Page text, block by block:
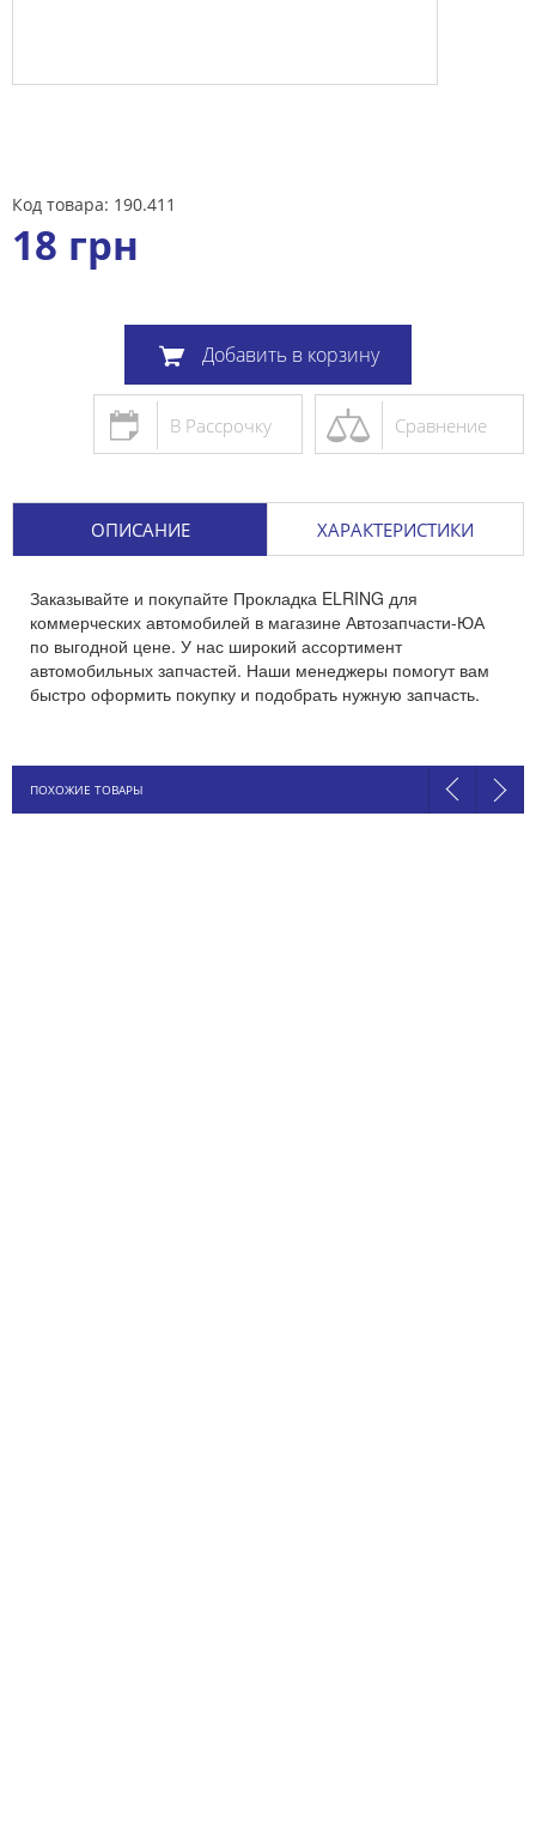
Код товара: 190.411
18 грн
Добавить в корзину
Сравнение
В Рассрочку
ОПИСАНИЕ ХАРАКТЕРИСТИКИ
Заказывайте и покупайте Прокладка ELRING для
коммерческих автомобилей в магазине Автозапчасти-ЮА
по выгодной цене. У нас широкий ассортимент
автомобильных запчастей. Наши менеджеры помогут вам
быстро оформить покупку и подобрать нужную запчасть.
ПОХОЖИЕ ТОВАРЫ